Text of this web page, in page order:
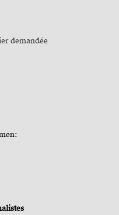
demandée